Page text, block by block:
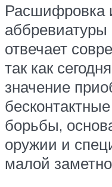
Расшифровка
отвечает
так как
значение
борьбы,
оружии и
малой